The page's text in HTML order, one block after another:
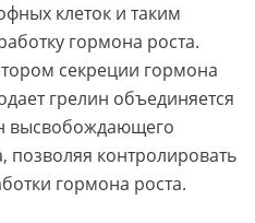
клеток и таким
гормона роста.
секреции гормона
грелин объединяется
высвобождающего
позволяя контролировать
гормона роста.